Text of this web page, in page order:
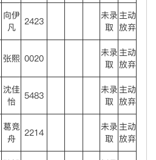
向伊
凡
2423
未录
取
主动
放弃
张熙 0020
未录
取
主动
放弃
沈佳
怡
5483
未录
取
主动
放弃
葛竞
舟
2214
未录
取
主动
放弃